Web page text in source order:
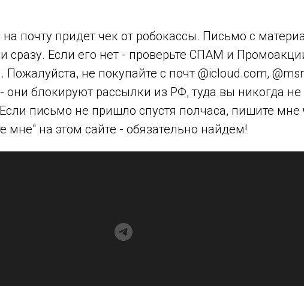
почту придет чек от робокассы. Письмо с
сразу. Если его нет - проверьте СПАМ и
Пожалуйста, не покупайте с почт @icloud.com,
они блокируют рассылки из РФ, туда вы никогда не
письмо не пришло спустя полчаса, пишите мне
мне" на этом сайте - обязательно найдем!